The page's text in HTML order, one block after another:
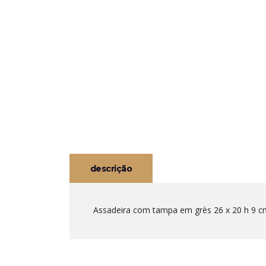
descrição
Assadeira com tampa em grès 26 x 20 h 9